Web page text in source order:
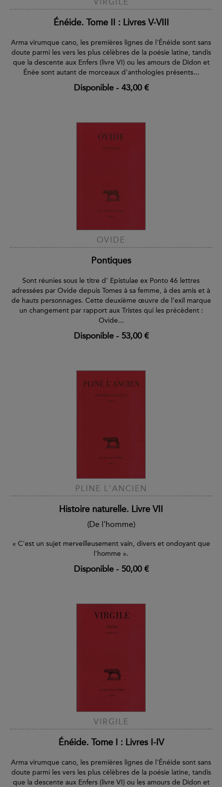
VIRGILE
Énéide. Tome II : Livres V-VIII
Arma virumque cano, les premières lignes de l'Énéide sont sans
doute parmi les vers les plus célèbres de la poésie latine, tandis
que la descente aux Enfers (livre VI) ou les amours de Didon et
Énée sont autant de morceaux d'anthologies présents...
Disponible- 43,00 €
OVIDE
Pontiques
Sont réunies sous le titre d' Epistulae ex Ponto 46 lettres
adressées par Ovide depuis Tomes à sa femme, à des amis et à
de hauts personnages. Cette deuxième œuvre de l’exil marque
un changement par rapport aux Tristes qui les précèdent :
Ovide...
Disponible- 53,00 €
PLINE L'ANCIEN
Histoire naturelle. Livre VII
(De l'homme)
« C'est un sujet merveilleusement vain, divers et ondoyant que
l'homme ».
Disponible- 50,00 €
VIRGILE
Énéide. Tome I : Livres I-IV
Arma virumque cano, les premières lignes de l'Énéide sont sans
doute parmi les vers les plus célèbres de la poésie latine, tandis
que la descente aux Enfers (livre VI) ou les amours de Didon et